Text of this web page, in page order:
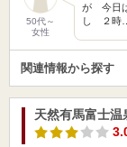
50代～
女性
が 今日
し ２時…
関連情報から探す
天然有馬富士温